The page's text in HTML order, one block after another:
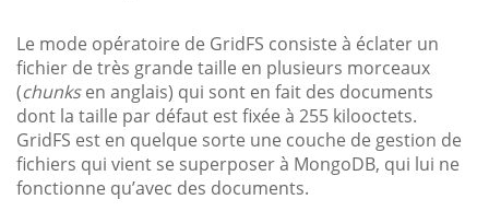
Le mode opératoire de GridFS consiste à éclater un
fichier de très grande taille en plusieurs morceaux
(chunksen anglais) qui sont en fait des documents
dont la taille par défaut est fixée à 255 kilooctets.
GridFS est en quelque sorte une couche de gestion de
fichiers qui vient se superposer à MongoDB, qui lui ne
fonctionne qu’avec des documents.